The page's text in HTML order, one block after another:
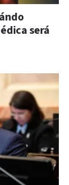
será